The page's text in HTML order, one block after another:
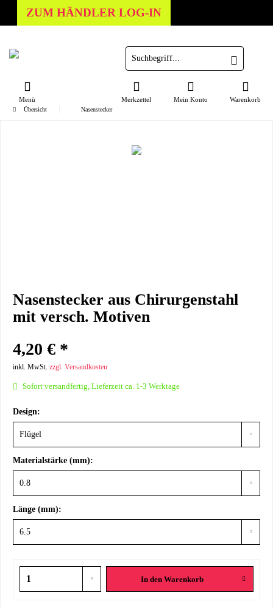
ZUM HÄNDLER LOG-IN
Menü Warenkorb
Merkzettel Mein Konto
Übersicht Nasenstecker
Nasenstecker aus Chirurgenstahl
mit versch. Motiven
4,20 € *
inkl. MwSt. zzgl. Versandkosten
Sofort versandfertig, Lieferzeit ca. 1-3 Werktage
Design:
Materialstärke (mm):
Länge (mm):
In den Warenkorb